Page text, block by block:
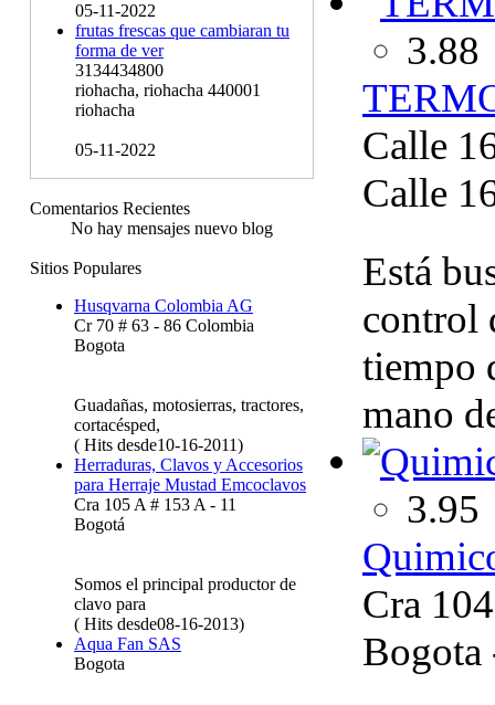
05-11-2022
frutas frescas que cambiaran tu
forma de ver
3134434800
riohacha, riohacha 440001
riohacha
05-11-2022
Comentarios Recientes
No hay mensajes nuevo blog
Sitios Populares
Husqvarna Colombia AG
Cr 70 # 63 - 86 Colombia
Bogota
Guadañas, motosierras, tractores,
cortacésped,
( Hits desde10-16-2011)
Herraduras, Clavos y Accesorios
para Herraje Mustad Emcoclavos
Cra 105 A # 153 A - 11
Bogotá
Somos el principal productor de
clavo para
( Hits desde08-16-2013)
Aqua Fan SAS
Bogota
3.88
Calle
Calle
Está
control
tiempo
mano
3.95
Cra
Bogota